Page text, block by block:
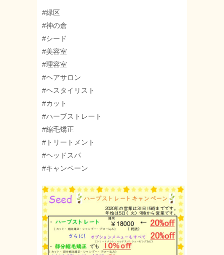
#緑区
#神の倉
#シード
#美容室
#理容室
#ヘアサロン
#ヘスタイリスト
#カット
#ハーブストレート
#縮毛矯正
#トリートメント
#ヘッドスパ
#キャンペーン